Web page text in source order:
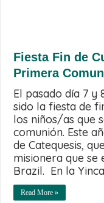
Fiesta Fin de
Primera
El pasado día 7 y
sido la fiesta de
los niños/as que
comunión. Este
de Catequesis,
misionera que se
Brazil. En la
Read More »